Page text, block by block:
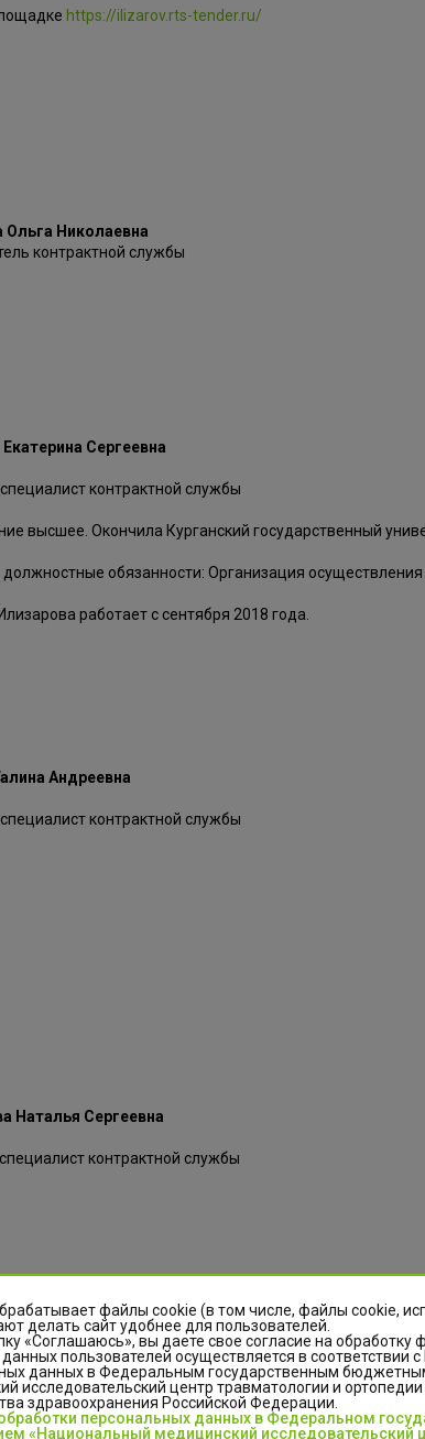
https://ilizarov.rts-tender.ru/
Ольга Николаевна
контрактной службы
Сергеевна
контрактной службы
высшее. Окончила Курганский государственный
обязанности: Организация
работает с сентября 2018 года.
Андреевна
контрактной службы
Наталья Сергеевна
контрактной службы
Анастасия Юрьевна
контрактной службы.
высшее. Окончила Курганский государственный
файлы cookie (в том числе, файлы cookie,
делать сайт удобнее для пользователей.
«Соглашаюсь», вы даете свое согласие на обработку
пользователей осуществляется в соответствии
данных в Федеральным государственным
исследовательский центр травматологии и
здравоохранения Российской Федерации.
персональных данных в Федеральном
«Национальный медицинский исследовательский